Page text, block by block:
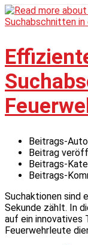
Beitrags-
Beitrag
Beitrags-
Beitrags-
Suchaktionen sind
Sekunde zählt. In
auf ein innovatives
Feuerwehrleute